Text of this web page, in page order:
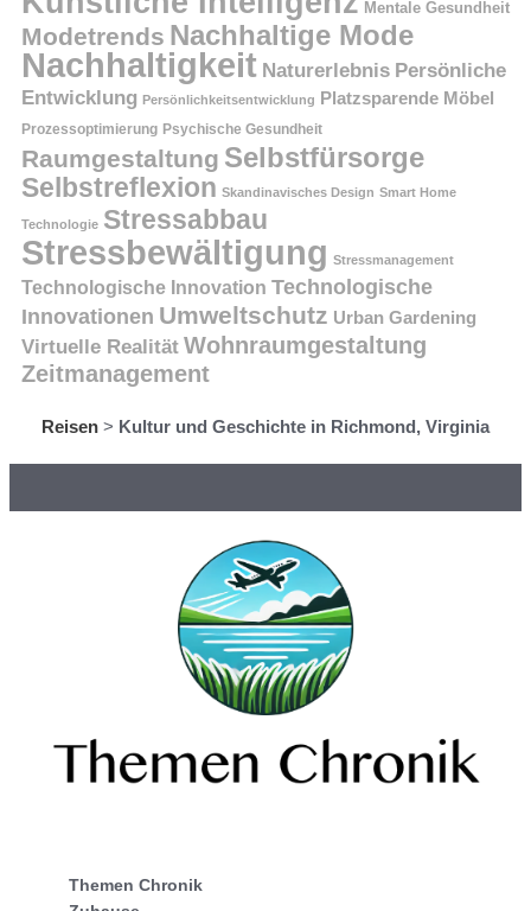
Mentale Gesundheit
Modetrends Nachhaltige Mode
Nachhaltigkeit Naturerlebnis Persönliche
Entwicklung Persönlichkeitsentwicklung Platzsparende Möbel
Prozessoptimierung Psychische Gesundheit
Raumgestaltung Selbstfürsorge
Selbstreflexion Skandinavisches Design Smart Home
Technologie Stressabbau
Stressbewältigung Stressmanagement
Technologische Innovation Technologische
Innovationen Umweltschutz Urban Gardening
Virtuelle Realität Wohnraumgestaltung
Zeitmanagement
Reisen > Kultur und Geschichte in Richmond, Virginia
Themen Chronik